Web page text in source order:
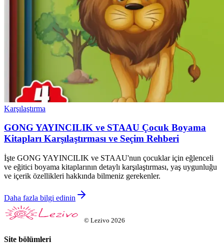
Karşılaştırma
GONG YAYINCILIK ve STAAU Çocuk Boyama
Kitapları Karşılaştırması ve Seçim Rehberi
İşte GONG YAYINCILIK ve STAAU'nun çocuklar için eğlenceli
ve eğitici boyama kitaplarının detaylı karşılaştırması, yaş uygunluğu
ve içerik özellikleri hakkında bilmeniz gerekenler.
Daha fazla bilgi edinin
© Lezivo 2026
Site bölümleri